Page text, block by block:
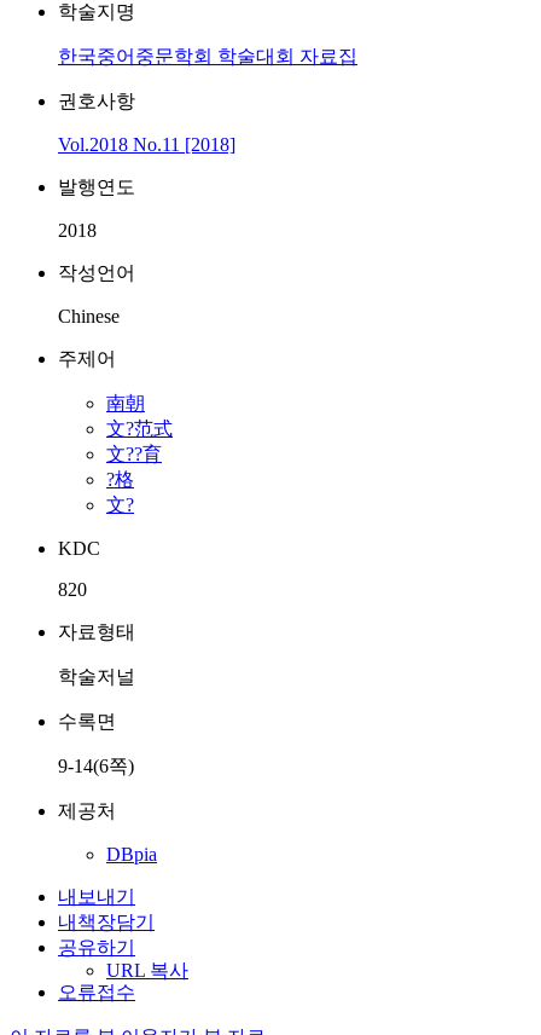
학술지명
한국중어중문학회 학술대회 자료집
권호사항
Vol.2018 No.11 [2018]
발행연도
2018
작성언어
Chinese
주제어
南朝
文?范式
文??育
?格
文?
KDC
820
자료형태
학술저널
수록면
9-14(6쪽)
제공처
DBpia
내보내기
내책장담기
공유하기
URL 복사
오류접수